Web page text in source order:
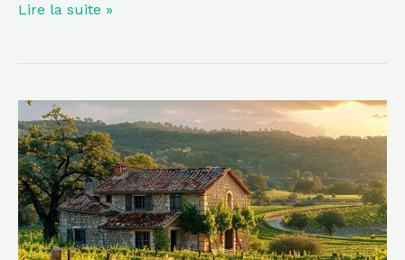
Lire la suite »
la
découverte
d’un
joyau
caché